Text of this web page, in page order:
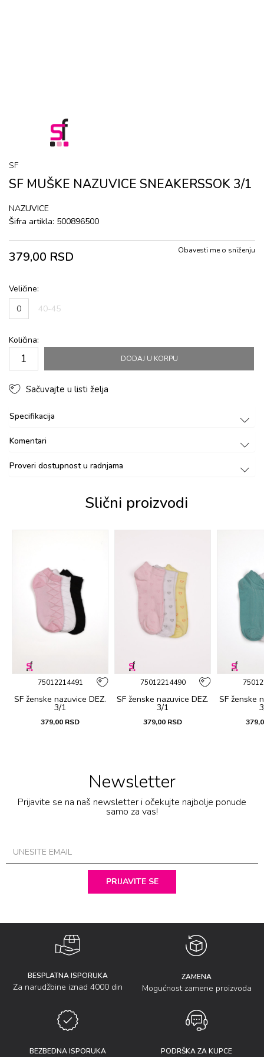
SF
SF MUŠKE NAZUVICE SNEAKERSSOK 3/1
NAZUVICE
Šifra artikla: 500896500
379,00 RSD Obavesti me o sniženju
Veličine:
0
40-45
Količina:
DODAJ U KORPU
Sačuvajte u listi želja
Specifikacija
Komentari
Proveri dostupnost u radnjama
Slični proizvodi
75012214491
SF ženske nazuvice DEZ.
3/1
379,00 RSD
75012214490
SF ženske nazuvice DEZ.
3/1
379,00 RSD
SF ženske
Newsletter
Prijavite se na naš newsletter i očekujte najbolje ponude
samo za vas!
PRIJAVITE SE
BESPLATNA ISPORUKA
Za narudžbine iznad 4000 din
ZAMENA
Mogućnost zamene proizvoda
BEZBEDNA ISPORUKA PODRŠKA ZA KUPCE